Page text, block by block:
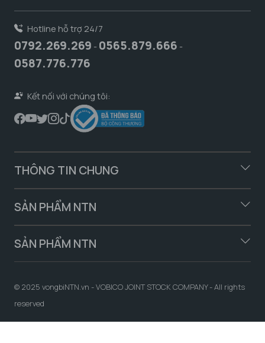
Hotline hỗ trợ 24/7
0792.269.269 - 0565.879.666 -
0587.776.776
Kết nối với chúng tôi:
THÔNG TIN CHUNG
SẢN PHẨM NTN
SẢN PHẨM NTN
© 2025 vongbiNTN.vn - VOBICO JOINT STOCK COMPANY - All rights
reserved